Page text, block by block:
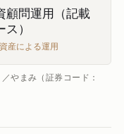
顧問運用（記載
ス）
産による運用
やまみ（証券コード：